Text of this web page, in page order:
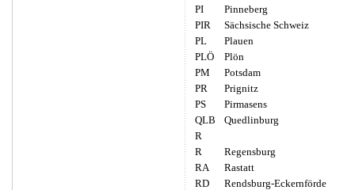
PI
Pinneberg
PIR
Sächsische Schweiz
PL
Plauen
PLÖ
Plön
PM
Potsdam
PR
Prignitz
PS
Pirmasens
QLB
Quedlinburg
R
R
Regensburg
RA
Rastatt
RD
Rendsburg-Eckernförde